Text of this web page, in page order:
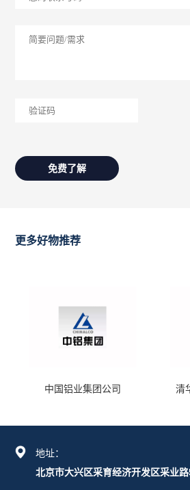
更多好物推荐
中国铝业集团公司 清
地址：
北京市大兴区采育经济开发区采业